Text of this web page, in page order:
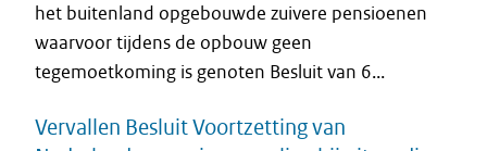
het buitenland opgebouwde zuivere pensioenen
waarvoor tijdens de opbouw geen
tegemoetkoming is genoten Besluit van 6...
Vervallen Besluit Voortzetting van